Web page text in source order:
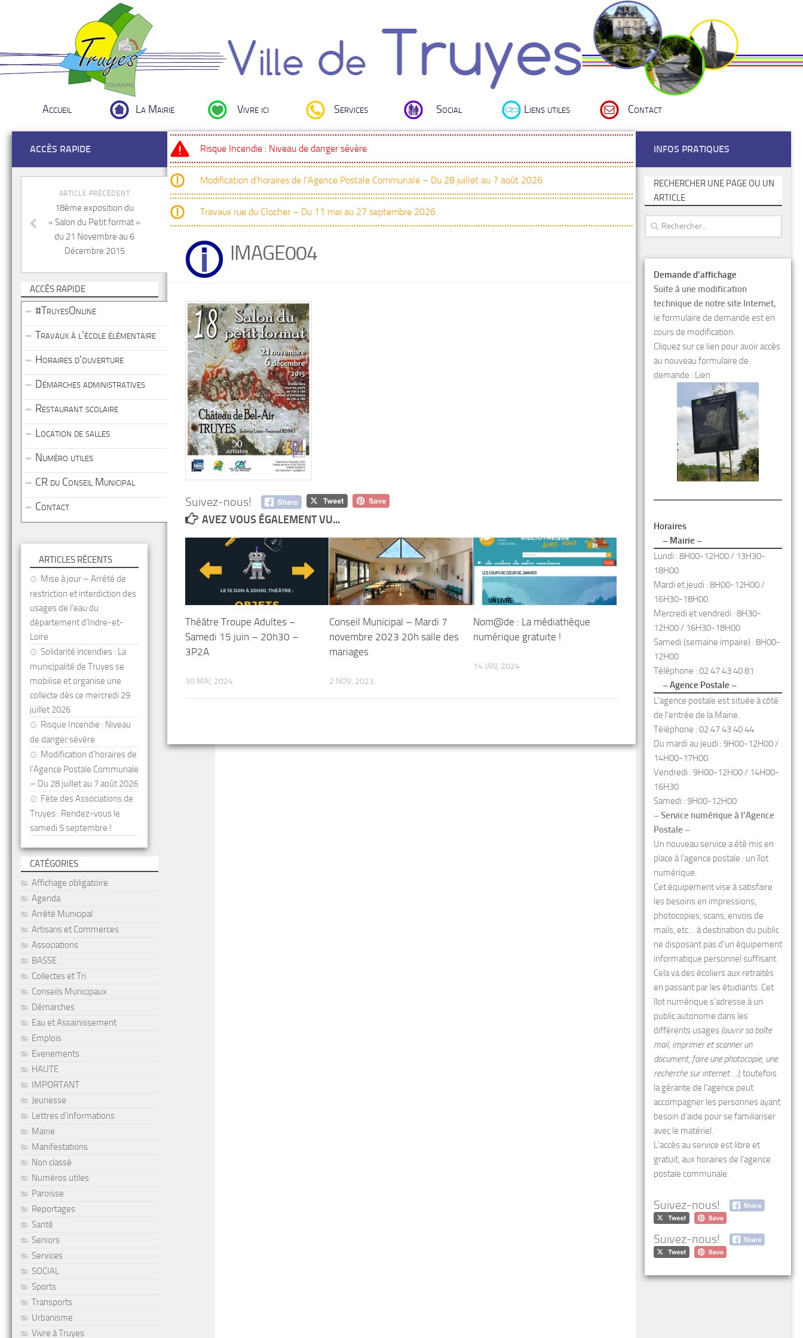
Accueil La Mairie Vivre ici Services Social Liens utiles Contact
Risque Incendie : Niveau de danger sévère
Modification d’horaires de l’Agence Postale Communale – Du 28 juillet au 7 août 2026
Travaux rue du Clocher – Du 11 mai au 27 septembre 2026
IMAGE004
Suivez-nous!
AVEZ VOUS ÉGALEMENT VU...
Théâtre Troupe Adultes –
Samedi 15 juin – 20h30 –
3P2A
30 MAI, 2024
Conseil Municipal – Mardi 7
novembre 2023 20h salle des
mariages
2 NOV, 2023
Nom@de : La médiathèque
numérique gratuite !
14 JAN, 2024
ACCÈS RAPIDE
ARTICLE PRÉCÉDENT
18ème exposition du
« Salon du Petit format »
du 21 Novembre au 6
Décembre 2015
ACCÈS RAPIDE
#TruyesOnline
Travaux à l’école élémentaire
Horaires d’ouverture
Démarches administratives
Restaurant scolaire
Location de salles
Numéro utiles
CR du Conseil Municipal
Contact
ARTICLES RÉCENTS
Mise à jour – Arrêté de
restriction et interdiction des
usages de l’eau du
département d’Indre-et-
Loire
Solidarité incendies : La
municipalité de Truyes se
mobilise et organise une
collecte dès ce mercredi 29
juillet 2026
Risque Incendie : Niveau
de danger sévère
Modification d’horaires de
l’Agence Postale Communale
– Du 28 juillet au 7 août 2026
Fête des Associations de
Truyes : Rendez-vous le
samedi 5 septembre !
CATÉGORIES
Affichage obligatoire
Agenda
Arrêté Municipal
Artisans et Commerces
Associations
BASSE
Collectes et Tri
Conseils Municipaux
Démarches
Eau et Assainissement
Emplois
Evenements
HAUTE
IMPORTANT
Jeunesse
Lettres d'informations
Mairie
Manifestations
Non classé
Numéros utiles
Paroisse
Reportages
Santé
Seniors
Services
SOCIAL
Sports
Transports
Urbanisme
Vivre à Truyes
INFOS PRATIQUES
RECHERCHER UNE PAGE OU UN
ARTICLE
Demande d’affichage
Suite à une modification
technique de notre site Internet,
le formulaire de demande est en
cours de modification.
Cliquez sur ce lien pour avoir accès
au nouveau formulaire de
demande : Lien
Horaires
– Mairie –
Lundi : 8H00-12H00 / 13H30-
18H00
Mardi et jeudi : 8H00-12H00 /
16H30-18H00
Mercredi et vendredi : 8H30-
12H00 / 16H30-18H00
Samedi (semaine impaire) : 8H00-
12H00
Téléphone : 02 47 43 40 81
– Agence Postale –
L’agence postale est située à côté
de l’entrée de la Mairie.
Téléphone : 02 47 43 40 44
Du mardi au jeudi : 9H00-12H00 /
14H00-17H00
Vendredi : 9H00-12H00 / 14H00-
16H30
Samedi : 9H00-12H00
– Service numérique à l’Agence
Postale –
Un nouveau service a été mis en
place à l’agence postale : un îlot
numérique.
Cet équipement vise à satisfaire
les besoins en impressions,
photocopies, scans, envois de
mails, etc… à destination du public
ne disposant pas d’un équipement
informatique personnel suffisant.
Cela va des écoliers aux retraités
en passant par les étudiants. Cet
îlot numérique s’adresse à un
public autonome dans les
différents usages (ouvrir sa boîte
mail, imprimer et scanner un
document, faire une photocopie, une
recherche sur internet …), toutefois
la gérante de l’agence peut
accompagner les personnes ayant
besoin d’aide pour se familiariser
avec le matériel.
L’accès au service est libre et
gratuit, aux horaires de l’agence
postale communale.
Suivez-nous!
Suivez-nous!